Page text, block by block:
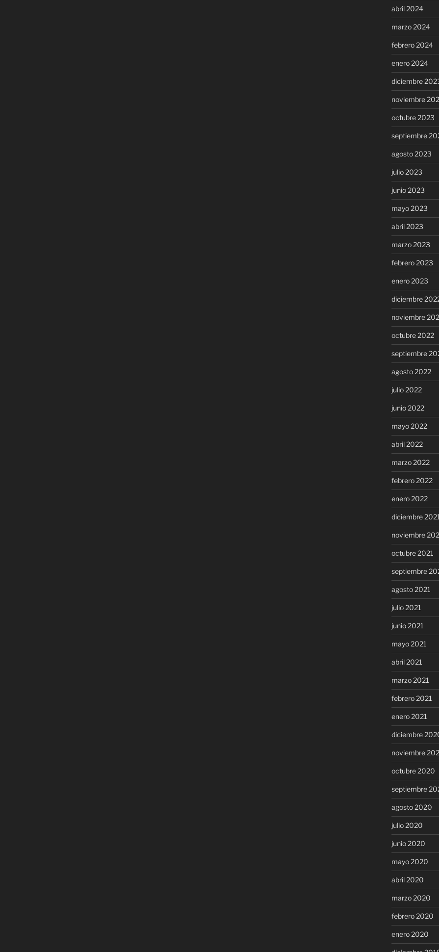
abril 2024
marzo 2024
febrero 2024
enero 2024
diciembre
noviembre
octubre 2023
septiembre
agosto 2023
julio 2023
junio 2023
mayo 2023
abril 2023
marzo 2023
febrero 2023
enero 2023
diciembre
noviembre
octubre 2022
septiembre
agosto 2022
julio 2022
junio 2022
mayo 2022
abril 2022
marzo 2022
febrero 2022
enero 2022
diciembre
noviembre
octubre 2021
septiembre
agosto 2021
julio 2021
junio 2021
mayo 2021
abril 2021
marzo 2021
febrero 2021
enero 2021
diciembre
noviembre
octubre 2020
septiembre
agosto 2020
julio 2020
junio 2020
mayo 2020
abril 2020
marzo 2020
febrero 2020
enero 2020